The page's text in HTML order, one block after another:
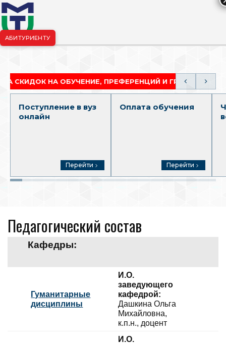
АБИТУРИЕНТУ
НА ОБУЧЕНИЕ, ПРЕФЕРЕНЦИЙ И ГРАНТОВ
Поступление в вуз
онлайн
Перейти
Оплата обучения
Перейти
Педагогический состав
Кафедры:
Гуманитарные
дисциплины
И.О.
заведующего
кафедрой:
Дашкина Ольга
Михайловна,
к.п.н., доцент
И.О.